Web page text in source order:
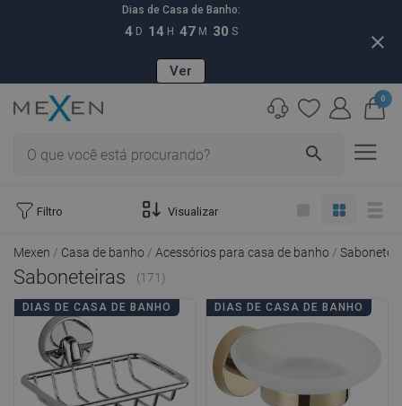
Dias de Casa de Banho:
4 D 14 H 47 M 28 S
Ver
close
search
0
Filtro Visualizar
Mexen Casa de banho Acessórios para casa de banho
Saboneteiras (171)
DIAS DE CASA DE BANHO DIAS DE CASA DE BANHO